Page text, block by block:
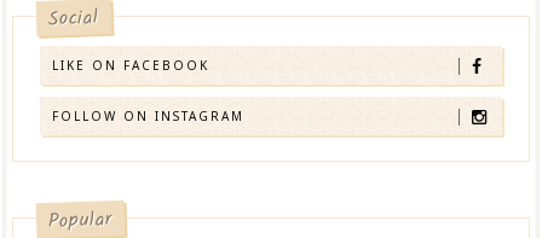
Social
LIKE ON FACEBOOK
FOLLOW ON INSTAGRAM
Popular